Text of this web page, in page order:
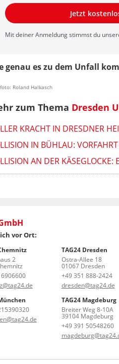
Jetzt
Mit deiner Anmeldung stimmst du
genau es zu dem Unfall
Roland Halkasch
zum Thema Dresden
KRACHT IN DRESDNER
IN BÜHLAU:
AN DER KÄSEGLOCKE:
vor Ort:
2
TAG24 Dresden
Ostra-Allee 18
01067 Dresden
+49 351 888-2424
dresden@tag24.de
TAG24 Magdeburg
Breiter Weg 8-10A
39104 Magdeburg
+49 391 50548260